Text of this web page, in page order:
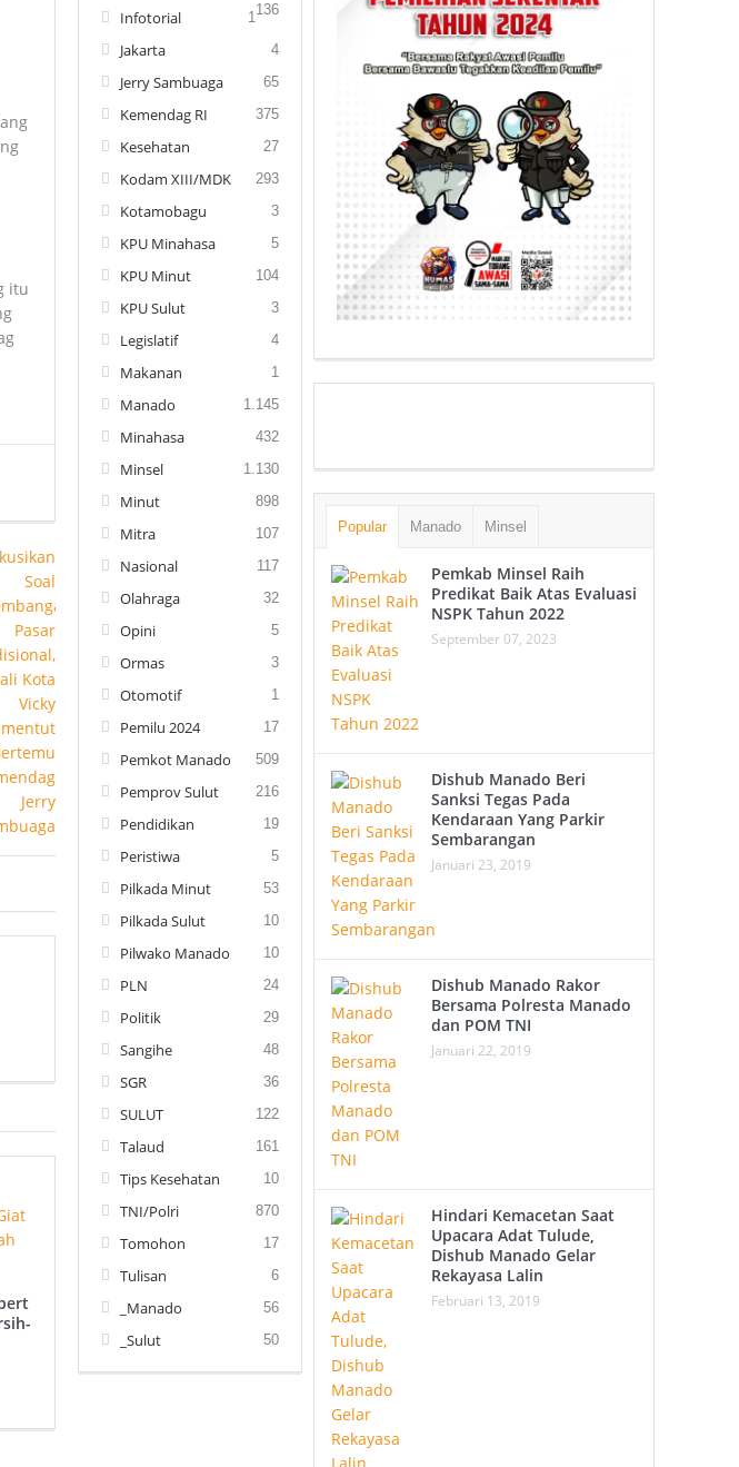
itu
136
Infotorial 1
Jakarta 4
Jerry Sambuaga 65
Kemendag RI 375
Kesehatan 27
Kodam XIII/MDK 293
Kotamobagu 3
KPU Minahasa 5
KPU Minut 104
KPU Sulut 3
Legislatif 4
Makanan 1
Manado 1.145
Minahasa 432
Minsel 1.130
Minut 898
Mitra 107
Nasional 117
Olahraga 32
Opini 5
Ormas 3
Otomotif 1
Pemilu 2024 17
Pemkot Manado 509
Pemprov Sulut 216
Pendidikan 19
Peristiwa 5
Pilkada Minut 53
Pilkada Sulut 10
Pilwako Manado 10
PLN 24
Politik 29
Sangihe 48
SGR 36
SULUT 122
Talaud 161
Tips Kesehatan 10
TNI/Polri 870
Tomohon 17
Tulisan 6
_Manado 56
_Sulut 50
Popular Manado Minsel
Pemkab Minsel Raih
Predikat Baik Atas Evaluasi
NSPK Tahun 2022
September 07, 2023
Dishub Manado Beri
Sanksi Tegas Pada
Kendaraan Yang Parkir
Sembarangan
Januari 23, 2019
Dishub Manado Rakor
Bersama Polresta Manado
dan POM TNI
Januari 22, 2019
Hindari Kemacetan Saat
Upacara Adat Tulude,
Dishub Manado Gelar
Rekayasa Lalin
Februari 13, 2019